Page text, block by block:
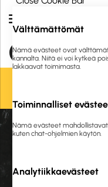
Oletko jo
Etusivu
Harjat ja
Välttämättömät
Nämä evästeet ovat
kannalta. Niitä ei voi kytkeä
lakkaavat toimimasta.
Toiminnalliset
Nämä evästeet
kuten chat-ohjelmien käytön.
Analytiikkaevästeet